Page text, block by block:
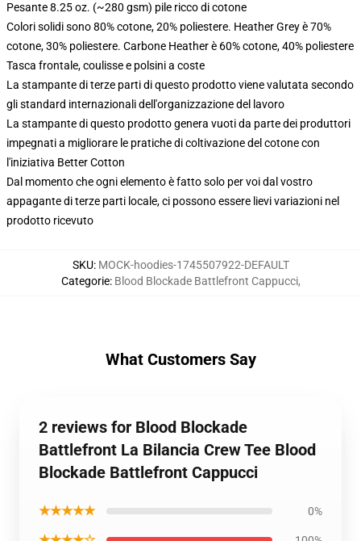
Pesante 8.25 oz. (~280 gsm) pile ricco di cotone
Colori solidi sono 80% cotone, 20% poliestere. Heather Grey è 70%
cotone, 30% poliestere. Carbone Heather è 60% cotone, 40% poliestere
Tasca frontale, coulisse e polsini a coste
La stampante di terze parti di questo prodotto viene valutata secondo
gli standard internazionali dell'organizzazione del lavoro
La stampante di questo prodotto genera vuoti da parte dei produttori
impegnati a migliorare le pratiche di coltivazione del cotone con
l'iniziativa Better Cotton
Dal momento che ogni elemento è fatto solo per voi dal vostro
appagante di terze parti locale, ci possono essere lievi variazioni nel
prodotto ricevuto
SKU: MOCK-hoodies-1745507922-DEFAULT
Categorie: Blood Blockade Battlefront Cappucci,
What Customers Say
2 reviews for Blood Blockade
Battlefront La Bilancia Crew Tee Blood
Blockade Battlefront Cappucci
★★★★★ 0%